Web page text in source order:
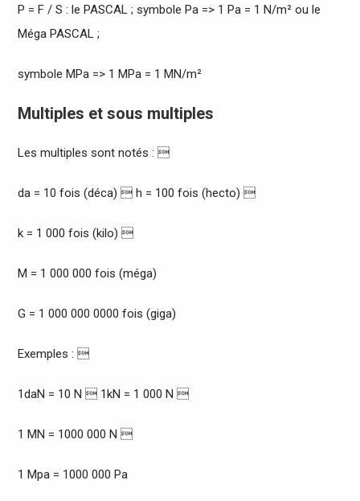
P = F / S : le PASCAL ; symbole Pa => 1 Pa = 1 N/m² ou le
Méga PASCAL ;
symbole MPa => 1 MPa = 1 MN/m²
Multiples et sous multiples
Les multiples sont notés : 
da = 10 fois (déca)  h = 100 fois (hecto) 
k = 1 000 fois (kilo) 
M = 1 000 000 fois (méga)
G = 1 000 000 0000 fois (giga)
Exemples : 
1daN = 10 N  1kN = 1 000 N 
1 MN = 1000 000 N 
1 Mpa = 1000 000 Pa